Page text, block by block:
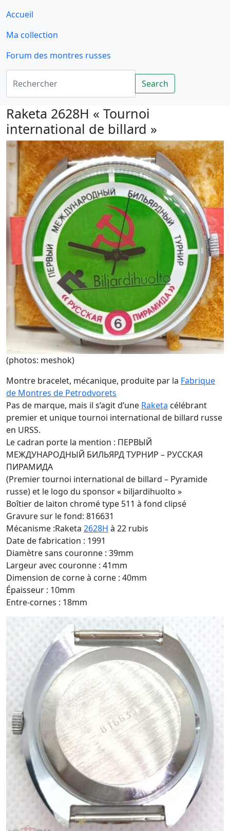
Accueil
Ma collection
Forum des montres russes
Rechercher
Search
Raketa 2628H « Tournoi
international de billard »
(photos: meshok)
Montre bracelet, mécanique, produite par la Fabrique
de Montres de Petrodvorets
Pas de marque, mais il s’agit d’une Raketa célébrant
premier et unique tournoi international de billard russe
en URSS.
Le cadran porte la mention : ПЕРВЫЙ
МЕЖДУНАРОДНЫЙ БИЛЬЯРД ТУРНИР – РУССКАЯ
ПИРАМИДА
(Premier tournoi international de billard – Pyramide
russe) et le logo du sponsor « biljardihuolto »
Boîtier de laiton chromé type 511 à fond clipsé
Gravure sur le fond: 816631
Mécanisme :Raketa 2628H à 22 rubis
Date de fabrication : 1991
Diamètre sans couronne : 39mm
Largeur avec couronne : 41mm
Dimension de corne à corne : 40mm
Épaisseur : 10mm
Entre-cornes : 18mm